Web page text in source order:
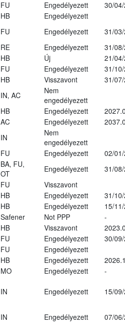
FU Engedélyezett
30/
HB
Engedélyezett
FU Engedélyezett
31/
RE Engedélyezett
31/
HB Új
21/
FU Engedélyezett
31/
HB Visszavont
31/
IN, AC
Nem
engedélyezett
HB Engedélyezett
AC Engedélyezett
IN
Nem
engedélyezett
FU Engedélyezett
02/
BA, FU,
OT
Engedélyezett
31/
FU
Visszavont
HB Engedélyezett
31/
HB Engedélyezett
15/
Safener Not PPP
-
HB Visszavont
FU Engedélyezett
30/
FU
Engedélyezett
HB Engedélyezett
MO Engedélyezett
-
IN Engedélyezett 15/
IN Engedélyezett
07/